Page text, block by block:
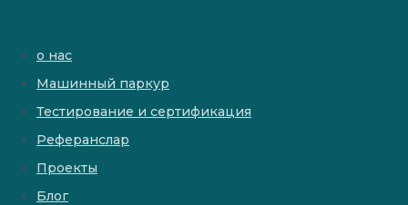
о нас
Машинный паркур
Тестирование и сертификация
Реферанслар
Проекты
Блог